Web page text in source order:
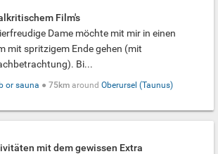
Film's
Dame möchte mit mir in einen
mit spritzigem Ende gehen (mit
Bi...
or sauna ● 75km around Oberursel (Taunus)
mit dem gewissen Extra